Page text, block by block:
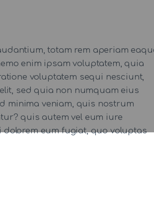
totam rem aperiam
enim ipsam voluptatem, quia
voluptatem sequi nesciunt,
sed quia non numquam eius
minima veniam, quis nostrum
quis autem vel eum iure
dolorem eum fugiat, quo voluptas